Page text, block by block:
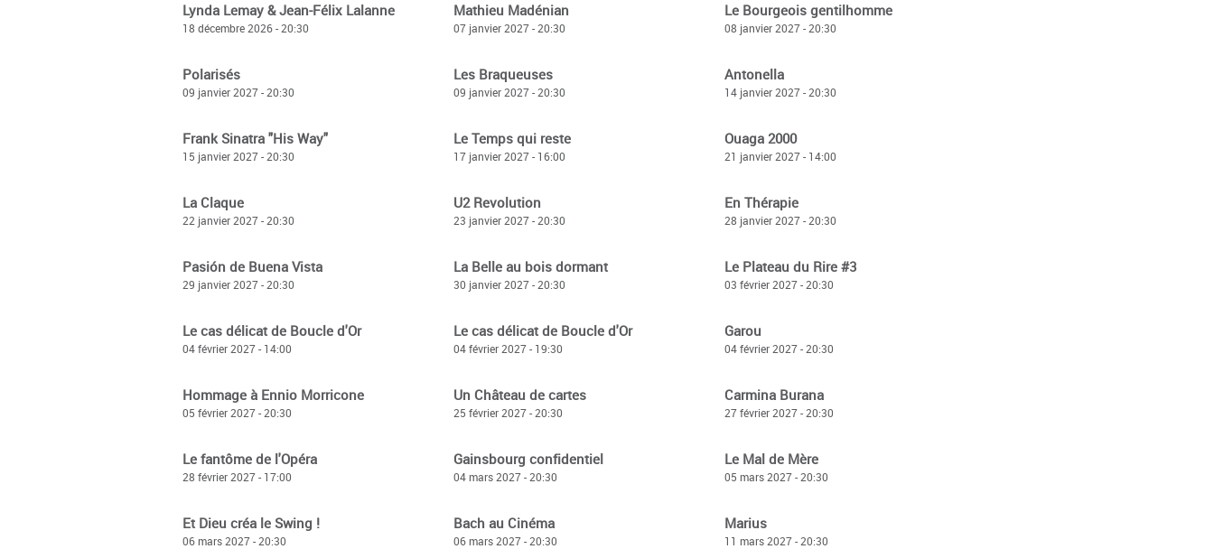
Lynda Lemay & Jean-Félix Lalanne
18 décembre 2026 - 20:30
Mathieu Madénian
07 janvier 2027 - 20:30
Le Bourgeois gentilhomme
08 janvier 2027 - 20:30
Polarisés
09 janvier 2027 - 20:30
Les Braqueuses
09 janvier 2027 - 20:30
Antonella
14 janvier 2027 - 20:30
Frank Sinatra "His Way"
15 janvier 2027 - 20:30
Le Temps qui reste
17 janvier 2027 - 16:00
Ouaga 2000
21 janvier 2027 - 14:00
La Claque
22 janvier 2027 - 20:30
U2 Revolution
23 janvier 2027 - 20:30
En Thérapie
28 janvier 2027 - 20:30
Pasión de Buena Vista
29 janvier 2027 - 20:30
La Belle au bois dormant
30 janvier 2027 - 20:30
Le Plateau du Rire #3
03 février 2027 - 20:30
Le cas délicat de Boucle d'Or
04 février 2027 - 14:00
Le cas délicat de Boucle d'Or
04 février 2027 - 19:30
Garou
04 février 2027 - 20:30
Hommage à Ennio Morricone
05 février 2027 - 20:30
Un Château de cartes
25 février 2027 - 20:30
Carmina Burana
27 février 2027 - 20:30
Le fantôme de l'Opéra
28 février 2027 - 17:00
Gainsbourg confidentiel
04 mars 2027 - 20:30
Le Mal de Mère
05 mars 2027 - 20:30
Et Dieu créa le Swing !
06 mars 2027 - 20:30
Bach au Cinéma
06 mars 2027 - 20:30
Marius
11 mars 2027 - 20:30